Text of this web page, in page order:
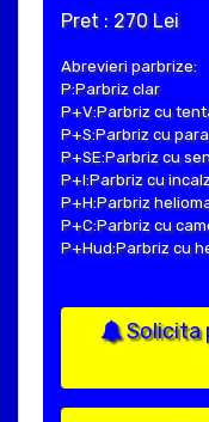
Pret : 270 Lei
Abrevieri parbrize:
P:Parbriz clar
P+V:Parbriz cu
P+S:Parbriz cu
P+SE:Parbriz cu
P+I:Parbriz cu
P+H:Parbriz
P+C:Parbriz cu
P+Hud:Parbriz cu
Solicita